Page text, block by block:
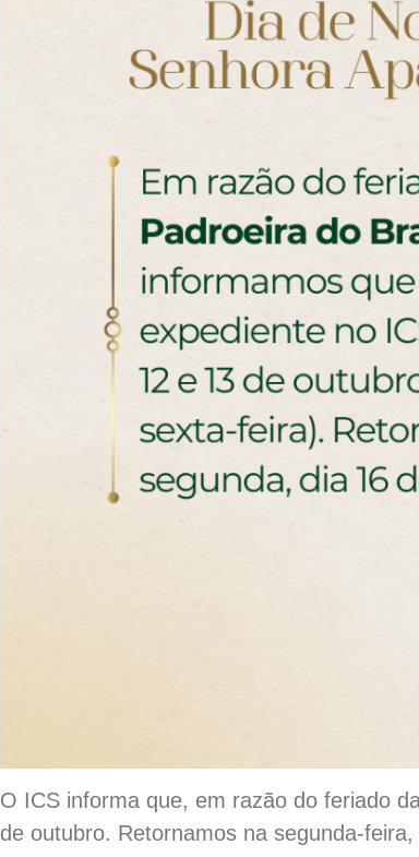
O ICS informa que, em razão do feriado
de outubro. Retornamos na segunda-